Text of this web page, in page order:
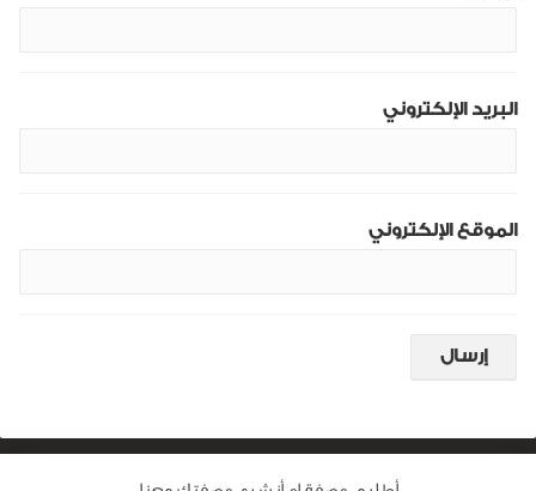
البريد الإلكتروني
الموقع الإلكتروني